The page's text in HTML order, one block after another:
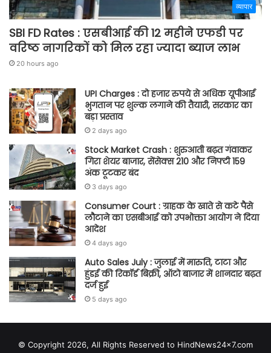
व्यापार
SBI FD Rates : एसबीआई की 12 महीने एफडी पर
वरिष्ठ नागरिकों को मिल रहा ज्यादा ब्याज लाभ
20 hours ago
UPI Charges : दो हजार रुपये से अधिक यूपीआई
भुगतान पर शुल्क लगाने की तैयारी, सरकार का
बड़ा प्रस्ताव
2 days ago
Stock Market Crash : शुरुआती बढ़त गंवाकर
गिरा शेयर बाजार, सेंसेक्स 210 और निफ्टी 159
अंक टूटकर बंद
3 days ago
Consumer Court : ग्राहक के खाते से कटे पैसे
लौटाने का एसबीआई को उपभोक्ता आयोग ने दिया
आदेश
4 days ago
Auto Sales July : जुलाई में मारुति, टाटा और
हुंडई की रिकॉर्ड बिक्री, ऑटो बाजार में शानदार बढ़त
दर्ज हुई
5 days ago
© Copyright 2026, All Rights Reserved to HindNews24x7.com